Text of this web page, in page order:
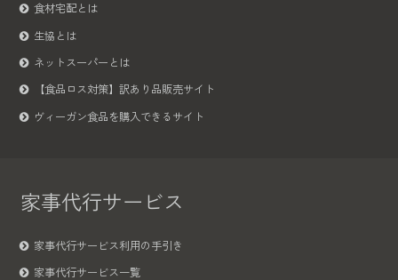
食材宅配とは
生協とは
ネットスーパーとは
【食品ロス対策】訳あり品販売サイト
ヴィーガン食品を購入できるサイト
家事代行サービス
家事代行サービス利用の手引き
家事代行サービス一覧